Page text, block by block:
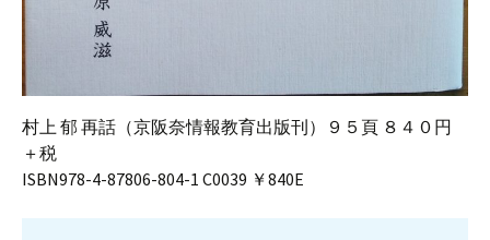
村上 郁 再話（京阪奈情報教育出版刊）９５頁 ８４０円
＋税
ISBN978-4-87806-804-1 C0039 ￥840E